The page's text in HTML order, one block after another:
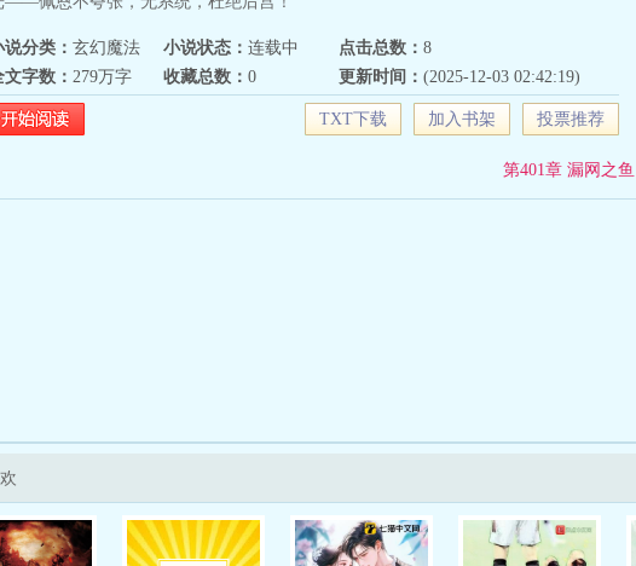
说分类： 玄幻魔法 小说状态： 连载中 点击总数： 8
文字数： 279万字 收藏总数： 0 更新时间： (2025-12-03 02:42:19)
TXT下载 加入书架 投票推荐
第401章 漏网之鱼